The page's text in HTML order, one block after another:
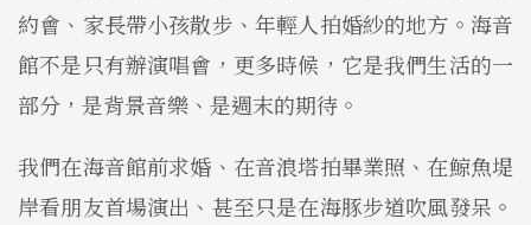
約會、家長帶小孩散步、年輕人拍婚紗的地方。海音
館不是只有辦演唱會，更多時候，它是我們生活的一
部分，是背景音樂、是週末的期待。
我們在海音館前求婚、在音浪塔拍畢業照、在鯨魚堤
岸看朋友首場演出、甚至只是在海豚步道吹風發呆。